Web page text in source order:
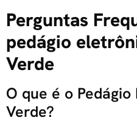
Perguntas
pedágio
Verde
O que é o
Verde?